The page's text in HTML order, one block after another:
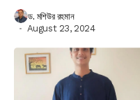
ড. মশিউর রহমান
August 23, 2024